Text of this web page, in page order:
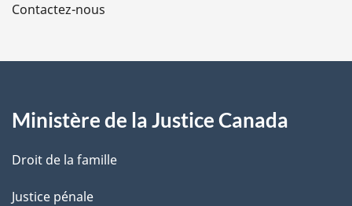
a
e
Contactez-nous
Ministère de la Justice Canada
Droit de la famille
Justice pénale